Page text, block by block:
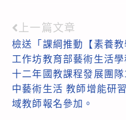
Read
more
articles
上一篇文章
檢送「課綱推動【素養
工作坊教育部藝術生活
十二年國教課程發展團
中藝術生活 教師增能研
域教師報名參加。